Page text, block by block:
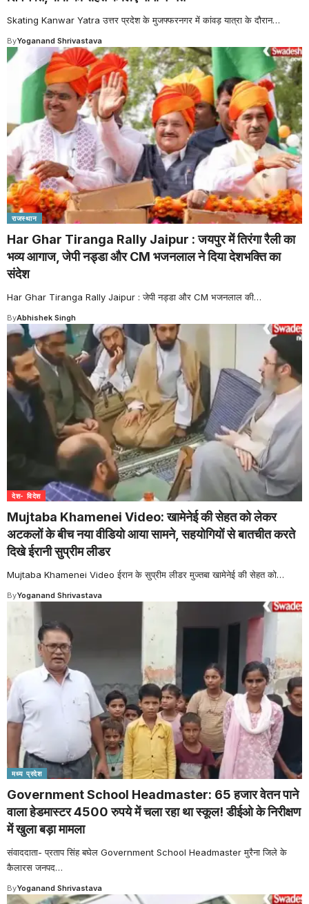
Skating Kanwar Yatra उत्तर प्रदेश के मुजफ्फरनगर में कांवड़ यात्रा के दौरान…
ByYoganand Shrivastava
राजस्थान
Har Ghar Tiranga Rally Jaipur : जयपुर में तिरंगा रैली का
भव्य आगाज, जेपी नड्डा और CM भजनलाल ने दिया देशभक्ति का
संदेश
Har Ghar Tiranga Rally Jaipur : जेपी नड्डा और CM भजनलाल की…
ByAbhishek Singh
देश- विदेश
Mujtaba Khamenei Video: खामेनेई की सेहत को लेकर
अटकलों के बीच नया वीडियो आया सामने, सहयोगियों से बातचीत करते
दिखे ईरानी सुप्रीम लीडर
Mujtaba Khamenei Video ईरान के सुप्रीम लीडर मुज्तबा खामेनेई की सेहत को…
ByYoganand Shrivastava
मध्य प्रदेश
Government School Headmaster: 65 हजार वेतन पाने
वाला हेडमास्टर 4500 रुपये में चला रहा था स्कूल! डीईओ के निरीक्षण
में खुला बड़ा मामला
संवाददाता- प्रताप सिंह बघेल Government School Headmaster मुरैना जिले के
कैलारस जनपद…
ByYoganand Shrivastava